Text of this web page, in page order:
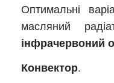
Оптимальні
масляний
інфрачервоний
Конвектор.